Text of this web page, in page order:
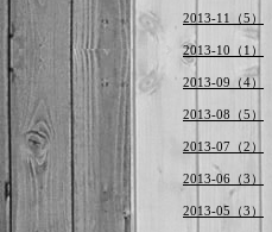
2013-11（5）
2013-10（1）
2013-09（4）
2013-08（5）
2013-07（2）
2013-06（3）
2013-05（3）